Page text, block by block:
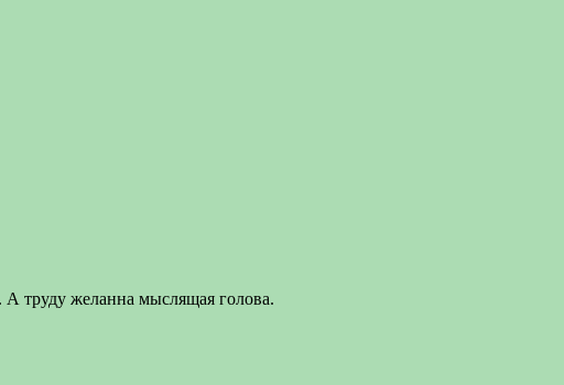
труду желанна мыслящая голова.